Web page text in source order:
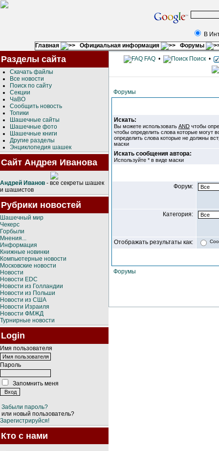
В
Главная
Официальная информация Форумы
Разделы сайта
Скачать файлы
Все новости
Поиск по сайту
Секции
ЧаВО
Сообщить новость
Топики
Шашечные сайты
Шашечные фото
Шашечные книги
Другие разделы
Энциклопедия шашек
Сайт Андрея Иванова
Андрей Иванов - все секреты шашек
и шашистов
Рубрики новостей
Шашечный мир
Чекерс
Горбыли
Мнения...
Информация
Книжные новинки
Компьютерные новости
Московские новости
Новости
Новости EDC
Новости из Голландии
Новости из Польши
Новости из США
Новости Израиля
Новости ФМЖД
Турнирные новости
Login
Имя пользователя
Пароль
Запомнить меня
Забыли пароль?
или новый пользователь?
Зарегистрируйся!
Кто с нами
FAQ• Поиск•
Форумы
Искать:
Вы можете использовать AND чтобы
чтобы определить слова которые могут
определить слова которые не должны
маски
Искать сообщения автора:
Используйте * в виде маски
Форум:
Категория:
Отображать результаты как:
Форумы